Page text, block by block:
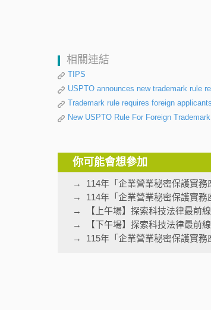
相關連結
TIPS
USPTO announces new trademark rule
Trademark rule requires foreign
New USPTO Rule For Foreign
你可能會想參加
114年「企業營業秘密保護實務
114年「企業營業秘密保護實務
【上午場】探索科技法律最前
【下午場】探索科技法律最前
115年「企業營業秘密保護實務